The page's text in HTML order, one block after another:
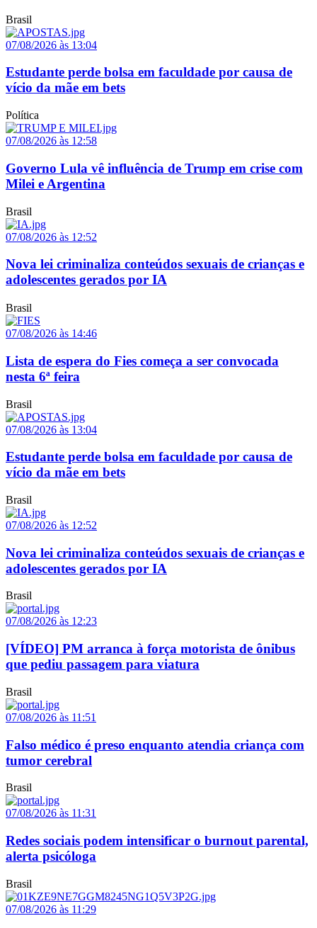
Brasil
07/08/2026 às 13:04
Estudante perde bolsa em faculdade por causa de
vício da mãe em bets
Política
07/08/2026 às 12:58
Governo Lula vê influência de Trump em crise com
Milei e Argentina
Brasil
07/08/2026 às 12:52
Nova lei criminaliza conteúdos sexuais de crianças e
adolescentes gerados por IA
Brasil
07/08/2026 às 14:46
Lista de espera do Fies começa a ser convocada
nesta 6ª feira
Brasil
07/08/2026 às 13:04
Estudante perde bolsa em faculdade por causa de
vício da mãe em bets
Brasil
07/08/2026 às 12:52
Nova lei criminaliza conteúdos sexuais de crianças e
adolescentes gerados por IA
Brasil
07/08/2026 às 12:23
[VÍDEO] PM arranca à força motorista de ônibus
que pediu passagem para viatura
Brasil
07/08/2026 às 11:51
Falso médico é preso enquanto atendia criança com
tumor cerebral
Brasil
07/08/2026 às 11:31
Redes sociais podem intensificar o burnout parental,
alerta psicóloga
Brasil
07/08/2026 às 11:29